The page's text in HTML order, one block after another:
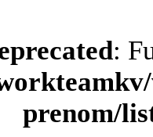
:
prenom/